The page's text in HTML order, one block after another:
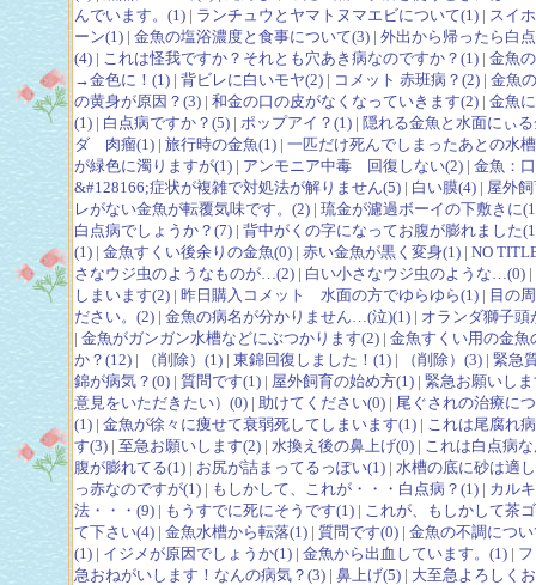
んでいます。(1)| ランチュウとヤマトヌマエビについて(1)| スイ
ーン(1)| 金魚の塩浴濃度と食事について(3)| 外出から帰ったら白
(4)| これは怪我ですか？それとも穴あき病なのですか？(1)| 金魚
→金色に！(1)| 背ビレに白いモヤ(2)| コメット 赤班病？(2)| 金魚
の黄身が原因？(3)| 和金の口の皮がなくなっていきます(2)| 金魚
(1)| 白点病ですか？(5)| ポップアイ？(1)| 隠れる金魚と水面にぃ
ダ 肉瘤(1)| 旅行時の金魚(1)| 一匹だけ死んでしまったあとの水
が緑色に濁りますが(1)| アンモニア中毒 回復しない(2)| 金魚：
&#128166;症状が複雑で対処法が解りません(5)| 白い膜(4)| 屋外
レがない金魚が転覆気味です。(2)| 琉金が濾過ボーイの下敷きに
白点病でしょうか？(7)| 背中がくの字になってお腹が膨れました
(1)| 金魚すくい後余りの金魚(0)| 赤い金魚が黒く変身(1)| NO
さなウジ虫のようなものが…(2)| 白い小さなウジ虫のような…(0)|
しまいます(2)| 昨日購入コメット 水面の方でゆらゆら(1)| 目の
ださい。(2)| 金魚の病名が分かりません…(泣)(1)| オランダ獅子頭
| 金魚がガンガン水槽などにぶつかります(2)| 金魚すくい用の金魚
か？(12)| （削除）(1)| 東錦回復しました！(1)| （削除）(3)| 緊急
錦が病気？(0)| 質問です(1)| 屋外飼育の始め方(1)| 緊急お願いしま
意見をいただきたい）(0)| 助けてください(0)| 尾ぐされの治療に
(1)| 金魚が徐々に痩せて衰弱死してしまいます(1)| これは尾腐れ
す(3)| 至急お願いします(2)| 水換え後の鼻上げ(0)| これは白点病
腹が膨れてる(1)| お尻が詰まってるっぽい(1)| 水槽の底に砂は適
っ赤なのですが(1)| もしかして、これが・・・白点病？(1)| カル
法・・・(9)| もうすでに死にそうです(1)| これが、もしかして茶
て下さい(4)| 金魚水槽から転落(1)| 質問です(0)| 金魚の不調につい
(1)| イジメが原因でしょうか(1)| 金魚から出血しています。(1)|
急おねがいします！なんの病気？(3)| 鼻上げ(5)| 大至急よろしく